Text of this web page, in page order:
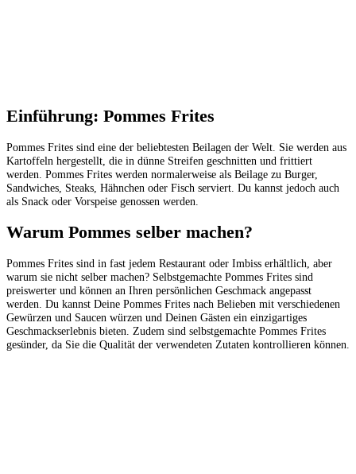
Einführung: Pommes Frites
Pommes Frites sind eine der beliebtesten Beilagen der Welt. Sie werden aus
Kartoffeln hergestellt, die in dünne Streifen geschnitten und frittiert
werden. Pommes Frites werden normalerweise als Beilage zu Burger,
Sandwiches, Steaks, Hähnchen oder Fisch serviert. Du kannst jedoch auch
als Snack oder Vorspeise genossen werden.
Warum Pommes selber machen?
Pommes Frites sind in fast jedem Restaurant oder Imbiss erhältlich, aber
warum sie nicht selber machen? Selbstgemachte Pommes Frites sind
preiswerter und können an Ihren persönlichen Geschmack angepasst
werden. Du kannst Deine Pommes Frites nach Belieben mit verschiedenen
Gewürzen und Saucen würzen und Deinen Gästen ein einzigartiges
Geschmackserlebnis bieten. Zudem sind selbstgemachte Pommes Frites
gesünder, da Sie die Qualität der verwendeten Zutaten kontrollieren können.